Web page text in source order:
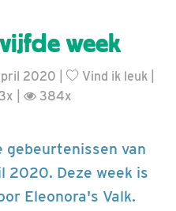
week
2020 | Vind ik leuk
| 384x
gebeurtenissen van
Deze week is
Eleonora's Valk.